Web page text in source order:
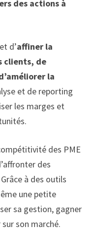
des actions à
d’affiner la
clients, de
la
et de reporting
les marges et
des PME
des
à des outils
une petite
sa gestion, gagner
son marché.